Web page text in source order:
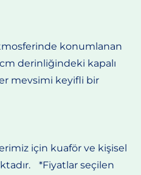
konumlanan
derinliğindeki kapalı
mevsimi keyifli bir
için kuaför ve kişisel
*Fiyatlar seçilen